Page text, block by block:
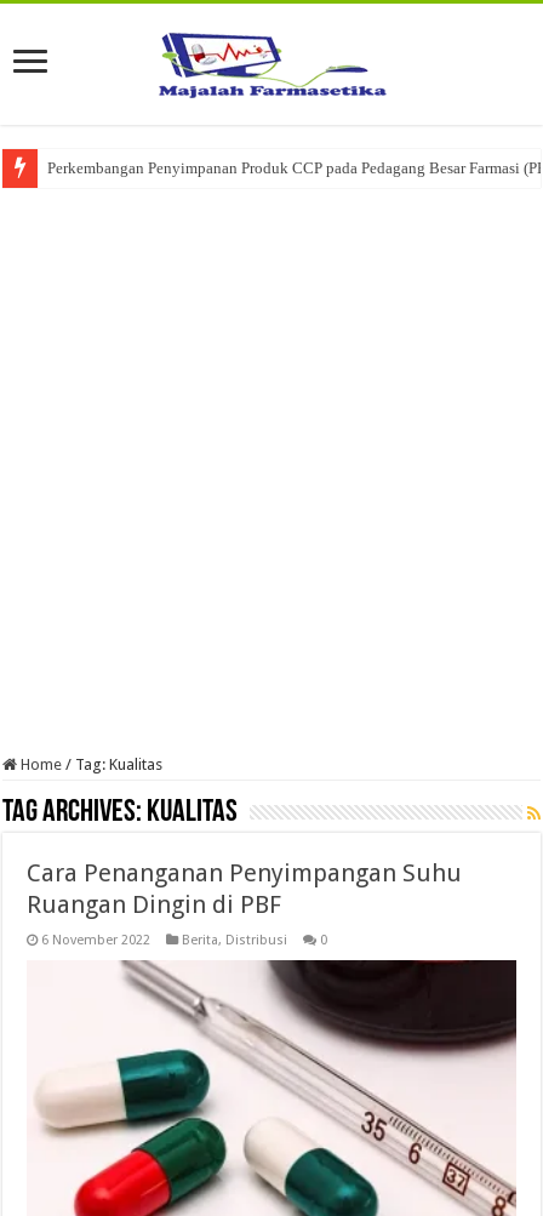
Perkembangan Penyimpanan Produk CCP pada Pedagang Besar Farmasi
Home / Tag:Kualitas
Tag Archives: Kualitas
Cara Penanganan Penyimpangan Suhu
Ruangan Dingin di PBF
6 November 2022 Berita, Distribusi 0